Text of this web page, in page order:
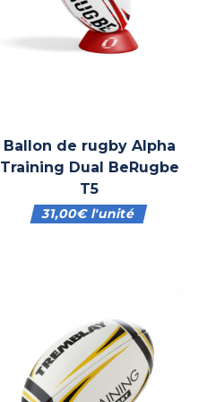
Ballon de rugby Alpha
Training Dual BeRugbe
T5
31,00€l'unité